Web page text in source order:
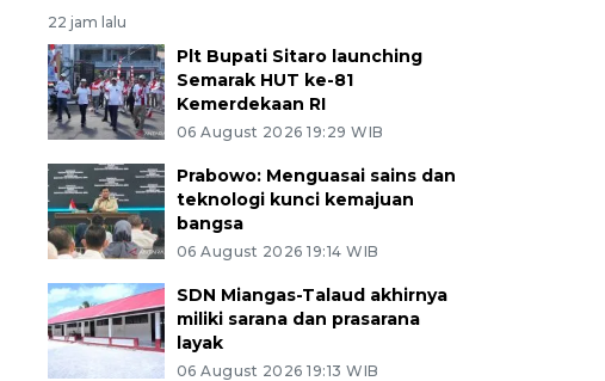
22 jam lalu
Plt Bupati Sitaro launching
Semarak HUT ke-81
Kemerdekaan RI
06 August 2026 19:29 WIB
Prabowo: Menguasai sains dan
teknologi kunci kemajuan
bangsa
06 August 2026 19:14 WIB
SDN Miangas-Talaud akhirnya
miliki sarana dan prasarana
layak
06 August 2026 19:13 WIB